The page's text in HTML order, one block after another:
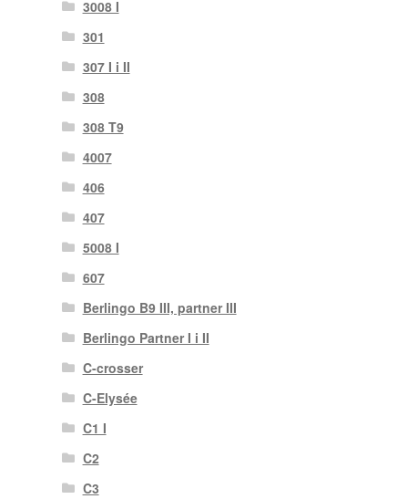
3008 I
301
307 I i II
308
308 T9
4007
406
407
5008 I
607
Berlingo B9 III, partner III
Berlingo Partner I i II
C-crosser
C-Elysée
C1 I
C2
C3